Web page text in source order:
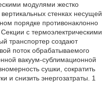
модулями жестко
стенках несущей
порядке противонаклонно
с термоэлектрическими
транспортер создают
поток обрабатываемого
вакуум-сублимационной
сушки, сократить
и снизить энергозатраты. 1